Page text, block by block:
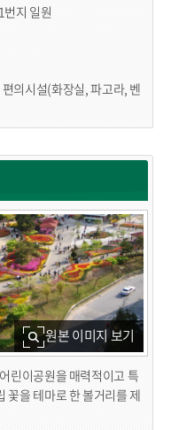
지 일원
의시설(화장실, 파고라, 벤
원본 이미지 보기
린이공원을 매력적이고 특
꽃을 테마로 한 볼거리를 제